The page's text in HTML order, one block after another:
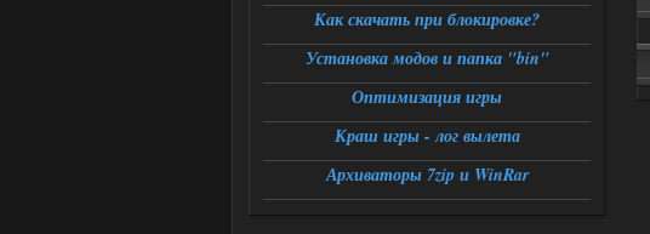
Как скачать при блокировке?
Установка модов и папка "bin"
Оптимизация игры
Краш игры - лог вылета
Архиваторы 7zip и WinRar